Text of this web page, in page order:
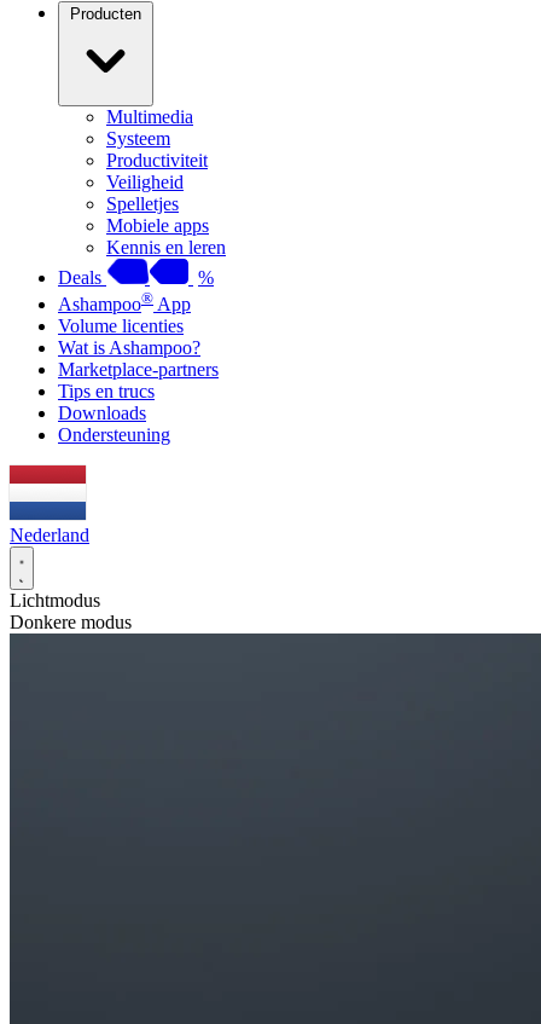
Producten
Multimedia
Systeem
Productiviteit
Veiligheid
Spelletjes
Mobiele apps
Kennis en leren
Deals
%
Ashampoo® App
Volume licenties
Wat is Ashampoo?
Marketplace-partners
Tips en trucs
Downloads
Ondersteuning
Nederland
Lichtmodus
Donkere modus